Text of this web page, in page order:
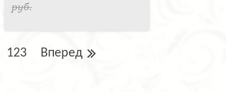
руб.
123 Вперед